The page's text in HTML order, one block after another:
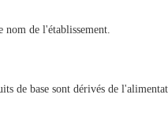
de l'établissement.
de base sont dérivés de